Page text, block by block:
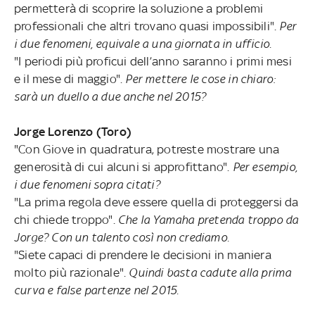
permetterà di scoprire la soluzione a problemi
professionali che altri trovano quasi impossibili". Per
i due fenomeni, equivale a una giornata in ufficio.
"I periodi più proficui dell’anno saranno i primi mesi
e il mese di maggio". Per mettere le cose in chiaro:
sarà un duello a due anche nel 2015?
Jorge Lorenzo (Toro)
"Con Giove in quadratura, potreste mostrare una
generosità di cui alcuni si approfittano". Per esempio,
i due fenomeni sopra citati?
"La prima regola deve essere quella di proteggersi da
chi chiede troppo". Che la Yamaha pretenda troppo da
Jorge? Con un talento così non crediamo.
"Siete capaci di prendere le decisioni in maniera
molto più razionale". Quindi basta cadute alla prima
curva e false partenze nel 2015.